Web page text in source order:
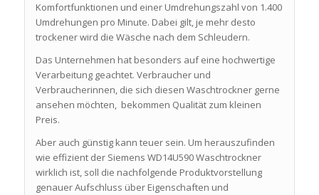
Komfortfunktionen und einer Umdrehungszahl von 1.400
Umdrehungen pro Minute. Dabei gilt, je mehr desto
trockener wird die Wäsche nach dem Schleudern.
Das Unternehmen hat besonders auf eine hochwertige
Verarbeitung geachtet. Verbraucher und
Verbraucherinnen, die sich diesen Waschtrockner gerne
ansehen möchten, bekommen Qualität zum kleinen
Preis.
Aber auch günstig kann teuer sein. Um herauszufinden
wie effizient der Siemens WD14U590 Waschtrockner
wirklich ist, soll die nachfolgende Produktvorstellung
genauer Aufschluss über Eigenschaften und